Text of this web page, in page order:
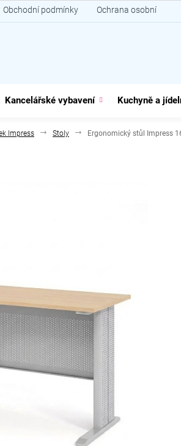
Obchodní podmínky Ochrana osobních
Kancelářské vybavení Kuchyně a
Impress Stoly Ergonomický stůl Impress